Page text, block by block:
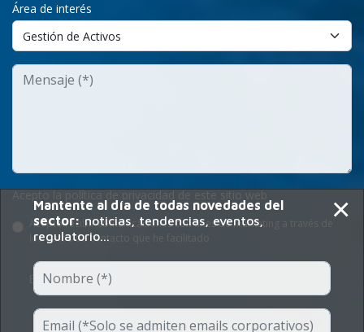
Área de interés
Acepto la política de privacidad de este sitio web
Acepto recibir comunicaciones con fines de marketing a través de
los datos de contacto que he facilitado
Enviar Formulario
×
Mantente al día de todas novedades del
sector: noticias, tendencias, eventos,
regulatorio...